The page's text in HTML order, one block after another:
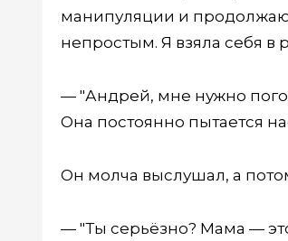
манипуляции и
непростым. Я взяла себя в
— "Андрей, мне нужно
Она постоянно пытается
Он молча выслушал, а
— "Ты серьёзно? Мама —